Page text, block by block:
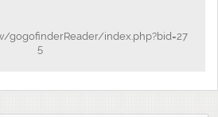
gogofinderReader/index.php?bid=27
5